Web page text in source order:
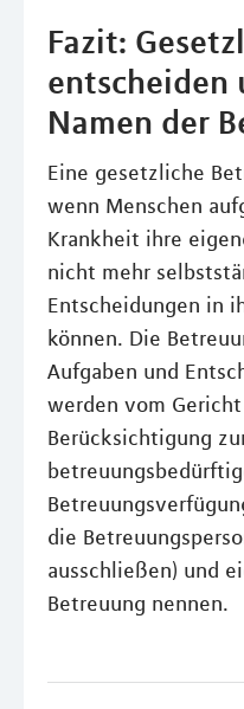
Fazit:
entscheiden
Namen der
Eine gesetzliche
wenn Menschen
Krankheit ihre
nicht mehr
Entscheidungen in
können. Die
Aufgaben und
werden vom
Berücksichtigung
die
ausschließen) und
Betreuung nennen.